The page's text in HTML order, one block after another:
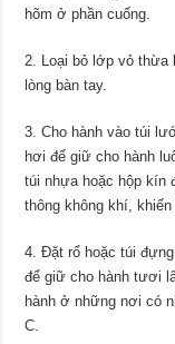
hõm ở phần cuống.
2. Loại bỏ lớp vỏ thừa
lòng bàn tay.
3. Cho hành vào túi
hơi để giữ cho hành
túi nhựa hoặc hộp kín
thông không khí,
4. Đặt rổ hoặc túi
để giữ cho hành tươi
hành ở những nơi có
C.